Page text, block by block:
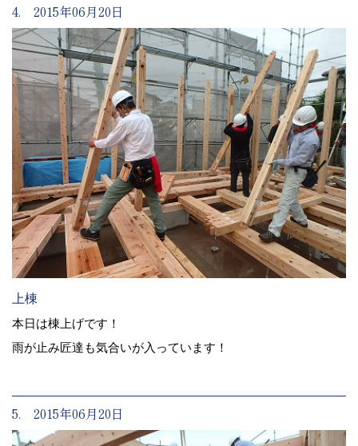
4. 2015年06月20日
上棟
本日は棟上げです！
雨が止み匠達も気合いが入っています！
5. 2015年06月20日